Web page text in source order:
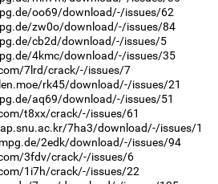
oo69/download/-/issues/62
zw0o/download/-/issues/84
cb2d/download/-/issues/5
4kmc/download/-/issues/35
7lrd/crack/-/issues/7
rk45/download/-/issues/21
aq69/download/-/issues/51
t8xx/crack/-/issues/61
7ha3/download/-/issues/1
2edk/download/-/issues/94
3fdv/crack/-/issues/6
1i7h/crack/-/issues/22